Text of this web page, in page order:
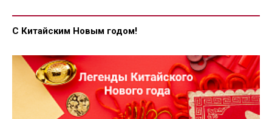
С Китайским Новым годом!